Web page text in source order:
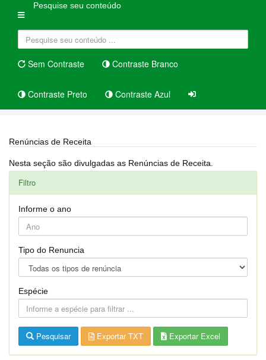
Pesquise seu conteúdo
Sem Contraste Contraste Branco
Contraste Preto Contraste Azul
Renúncias de Receita
Nesta seção são divulgadas as Renúncias de Receita.
Filtro
Informe o ano
Tipo do Renuncia
Espécie
Pesquisar Exportar TXT Exportar Excel